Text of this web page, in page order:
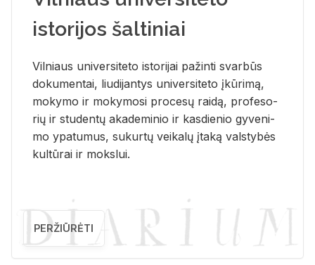
istorijos šaltiniai
Vil­niaus uni­ver­si­te­to is­to­ri­jai pa­žin­ti svar­būs
do­ku­men­tai, liu­di­jan­tys uni­ver­si­te­to įkū­ri­mą,
mo­ky­mo ir mo­ky­mo­si pro­ce­sų rai­dą, pro­fe­so­
rių ir stu­den­tų aka­de­mi­nio ir kas­die­nio gy­ve­ni­
mo ypa­tu­mus, su­kur­tų vei­ka­lų įta­ką vals­ty­bės
kul­tū­rai ir moks­lui.
PERŽIŪRĖTI